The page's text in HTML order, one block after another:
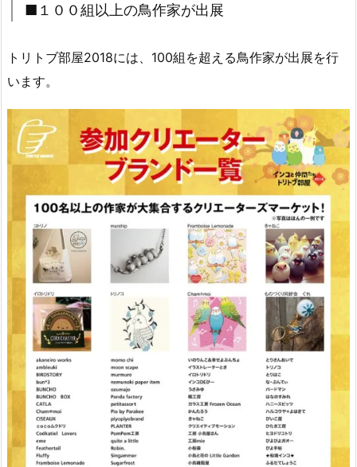
■１００組以上の鳥作家が出展
トリトブ部屋2018には、100組を超える鳥作家が出展を行
います。